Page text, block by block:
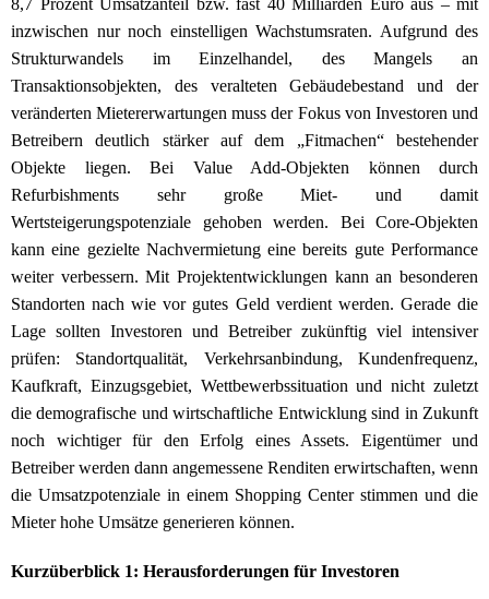
8,7 Prozent Umsatzanteil bzw. fast 40 Milliarden Euro aus – mit
inzwischen nur noch einstelligen Wachstumsraten. Aufgrund des
Strukturwandels im Einzelhandel, des Mangels an
Transaktionsobjekten, des veralteten Gebäudebestand und der
veränderten Mietererwartungen muss der Fokus von Investoren und
Betreibern deutlich stärker auf dem „Fitmachen“ bestehender
Objekte liegen. Bei Value Add-Objekten können durch
Refurbishments sehr große Miet- und damit
Wertsteigerungspotenziale gehoben werden. Bei Core-Objekten
kann eine gezielte Nachvermietung eine bereits gute Performance
weiter verbessern. Mit Projektentwicklungen kann an besonderen
Standorten nach wie vor gutes Geld verdient werden. Gerade die
Lage sollten Investoren und Betreiber zukünftig viel intensiver
prüfen: Standortqualität, Verkehrsanbindung, Kundenfrequenz,
Kaufkraft, Einzugsgebiet, Wettbewerbssituation und nicht zuletzt
die demografische und wirtschaftliche Entwicklung sind in Zukunft
noch wichtiger für den Erfolg eines Assets. Eigentümer und
Betreiber werden dann angemessene Renditen erwirtschaften, wenn
die Umsatzpotenziale in einem Shopping Center stimmen und die
Mieter hohe Umsätze generieren können.
Kurzüberblick 1: Herausforderungen für Investoren